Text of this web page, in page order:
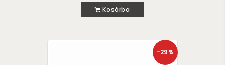
Kosárba
-29%